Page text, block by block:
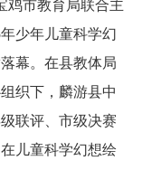
市教育局联合主
少年儿童科学幻
幕。在县教体局
织下，麟游县中
联评、市级决赛
儿童科学幻想绘